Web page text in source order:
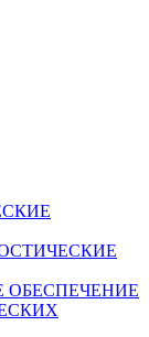
ОБЕСПЕЧЕНИЕ